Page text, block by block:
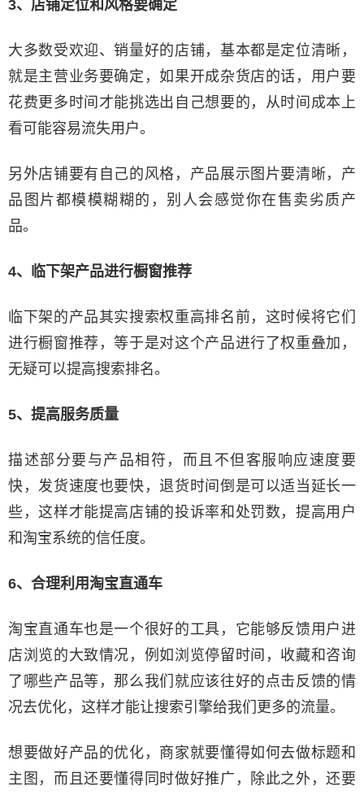
3、店铺定位和风格要确定
大多数受欢迎、销量好的店铺，基本都是定位清晰，
就是主营业务要确定，如果开成杂货店的话，用户要
花费更多时间才能挑选出自己想要的，从时间成本上
看可能容易流失用户。
另外店铺要有自己的风格，产品展示图片要清晰，产
品图片都模模糊糊的，别人会感觉你在售卖劣质产
品。
4、临下架产品进行橱窗推荐
临下架的产品其实搜索权重高排名前，这时候将它们
进行橱窗推荐，等于是对这个产品进行了权重叠加，
无疑可以提高搜索排名。
5、提高服务质量
描述部分要与产品相符，而且不但客服响应速度要
快，发货速度也要快，退货时间倒是可以适当延长一
些，这样才能提高店铺的投诉率和处罚数，提高用户
和淘宝系统的信任度。
6、合理利用淘宝直通车
淘宝直通车也是一个很好的工具，它能够反馈用户进
店浏览的大致情况，例如浏览停留时间，收藏和咨询
了哪些产品等，那么我们就应该往好的点击反馈的情
况去优化，这样才能让搜索引擎给我们更多的流量。
想要做好产品的优化，商家就要懂得如何去做标题和
主图，而且还要懂得同时做好推广，除此之外，还要